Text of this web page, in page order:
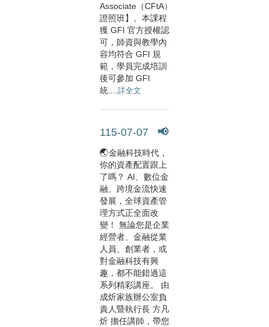
Associate（CFtA）
證照班】。本課程
獲 GFI 官方授權認
可，師資與教學內
容均符合 GFI 規
範，學員完成培訓
後可參加 GFI
統.... 詳全文
115-07-07 📢【亞灣講堂】 金融科技世代的....
🌏金融科技時代，
你的資產配置跟上
了嗎？ AI、數位金
融、跨境金流快速
發展，全球資產管
理方式正全面改
變！ 無論您是企業
經營者、金融從業
人員、創業者，或
對金融科技有興
趣，都不能錯過這
系列精彩講座。 由
成炘家族辦公室負
責人暨執行長 方凡
炘 擔任講師，帶您